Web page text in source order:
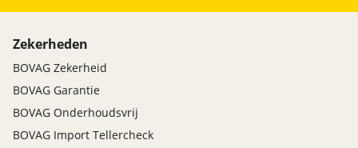
Zekerheden
BOVAG Zekerheid
BOVAG Garantie
BOVAG Onderhoudsvrij
BOVAG Import Tellercheck